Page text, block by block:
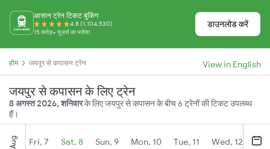
आसान ट्रेन टिकट बुकिंग
4.8 (1,104,530)
15 करोड़+ यूज़र्स का भरोसा
डाउनलोड करें
होम जयपुर से कपासन ट्रेन View in English
जयपुर से कपासन के लिए ट्रेन
8 अगस्त 2026, शनिवारके लिए जयपुर से कपासन के बीच 6 ट्रेनों की टिकट उपलब्ध
हैं।
Aug Fri, 7 Sat, 8 Sun, 9 Mon, 10 Tue, 11 Wed, 12